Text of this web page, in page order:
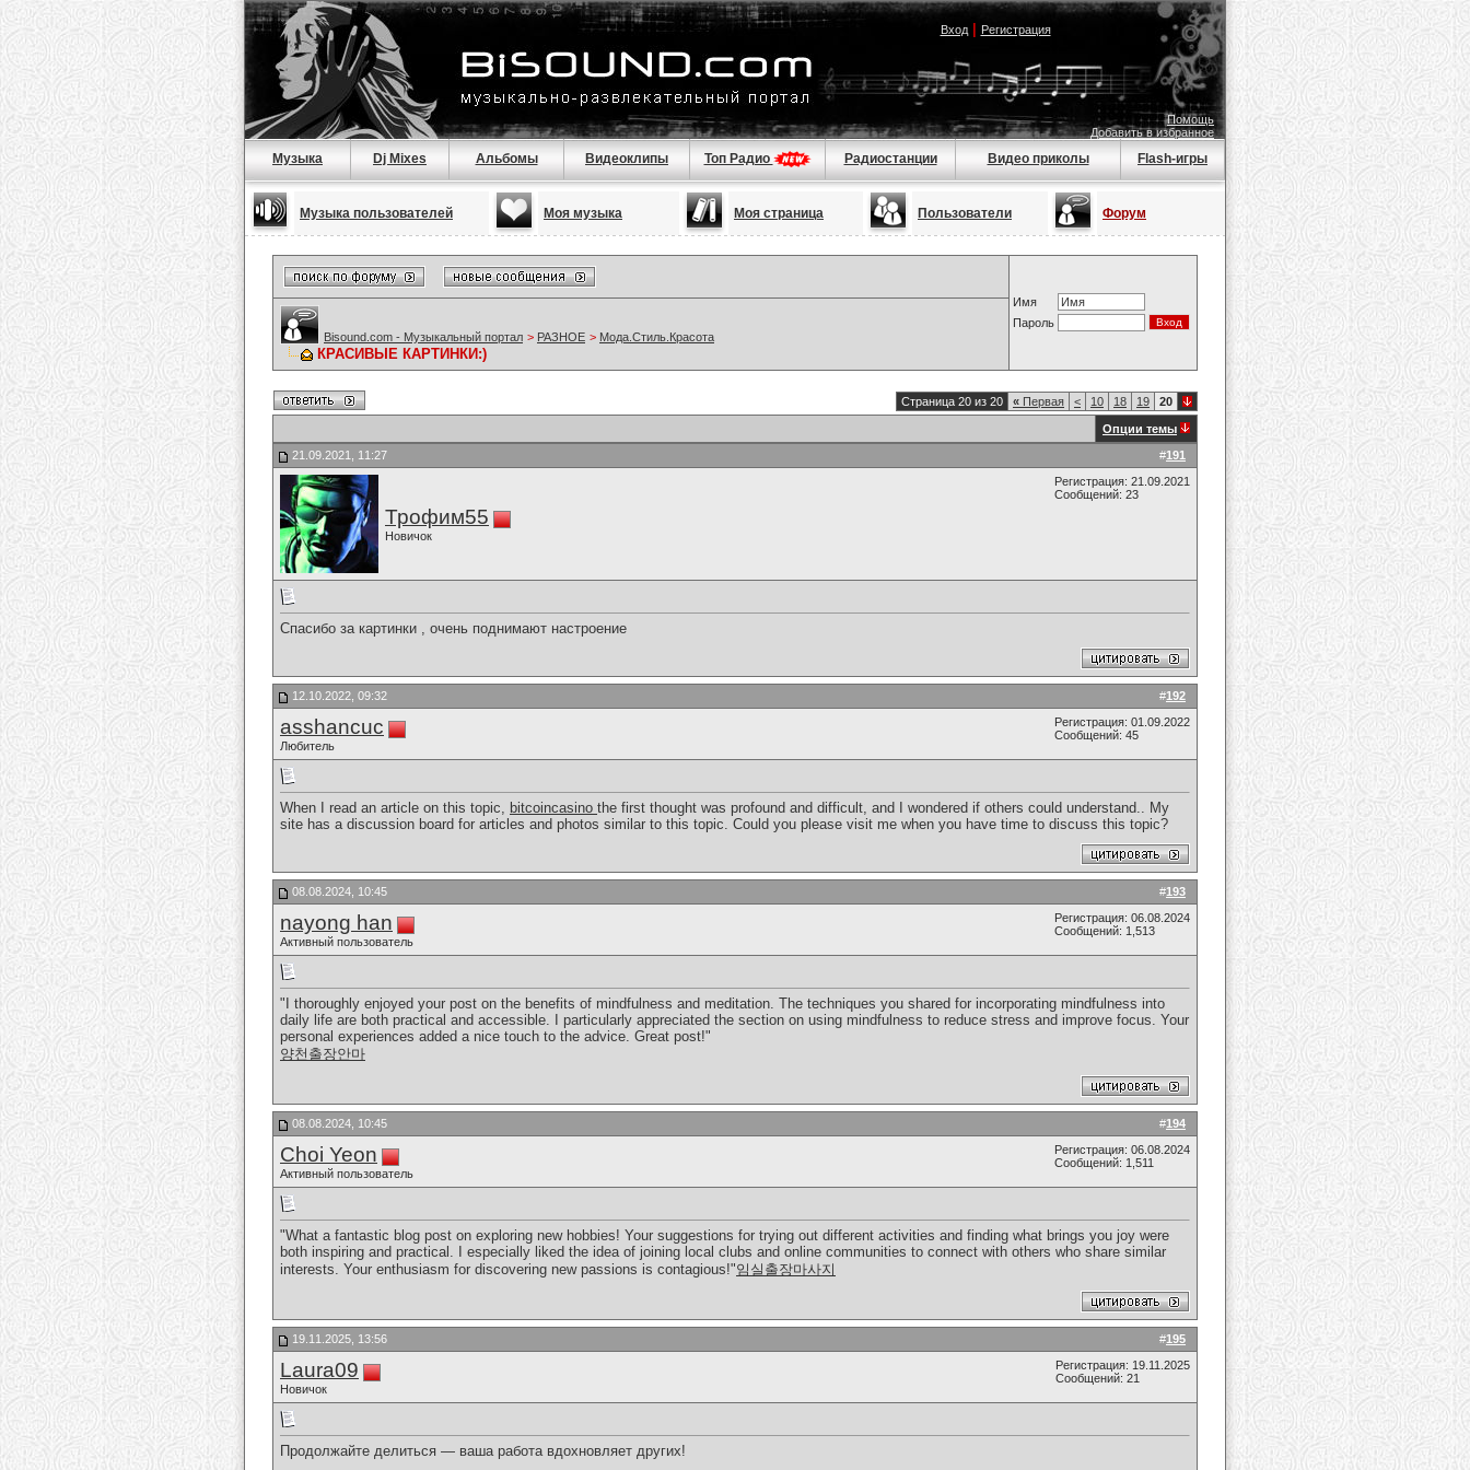
Вход| Регистрация
Помощь
Добавить в избранное
Музыка Dj Mixes Альбомы Видеоклипы Топ Радио Радиостанции Видео приколы Flash-игры
Музыка пользователей Моя музыка Моя страница Пользователи Форум
Имя
Пароль
Bisound.com - Музыкальный портал > РАЗНОЕ > Мода.Стиль.Красота
КРАСИВЫЕ КАРТИНКИ:)
Страница 20 из 20 « Первая < 10 18 19 20
Опции темы
#191
21.09.2021, 11:27
Трофим55
Новичок
Регистрация: 21.09.2021
Сообщений: 23
Спасибо за картинки , очень поднимают настроение
#192
12.10.2022, 09:32
asshancuc
Любитель
Регистрация: 01.09.2022
Сообщений: 45
When I read an article on this topic, bitcoincasino the first thought was profound and difficult, and I wondered if others could understand.. My
site has a discussion board for articles and photos similar to this topic. Could you please visit me when you have time to discuss this topic?
#193
08.08.2024, 10:45
nayong han
Активный пользователь
Регистрация: 06.08.2024
Сообщений: 1,513
"I thoroughly enjoyed your post on the benefits of mindfulness and meditation. The techniques you shared for incorporating mindfulness into
daily life are both practical and accessible. I particularly appreciated the section on using mindfulness to reduce stress and improve focus. Your
personal experiences added a nice touch to the advice. Great post!"
양천출장안마
#194
08.08.2024, 10:45
Choi Yeon
Активный пользователь
Регистрация: 06.08.2024
Сообщений: 1,511
"What a fantastic blog post on exploring new hobbies! Your suggestions for trying out different activities and finding what brings you joy were
both inspiring and practical. I especially liked the idea of joining local clubs and online communities to connect with others who share similar
interests. Your enthusiasm for discovering new passions is contagious!"임실출장마사지
#195
19.11.2025, 13:56
Laura09
Новичок
Регистрация: 19.11.2025
Сообщений: 21
Продолжайте делиться — ваша работа вдохновляет других!